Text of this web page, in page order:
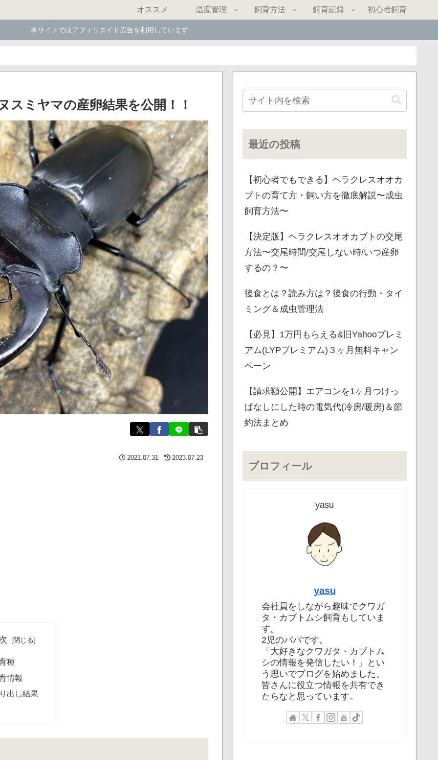
オススメ 温度管理 飼育方法 飼育記録 初心者飼育
本サイトではアフィリエイト広告を利用しています
スミヤマの産卵結果を公開！！
2021.07.31 2023.07.23
種
情報
出し結果
最近の投稿
【初心者でもできる】ヘラクレスオオカ
ブトの育て方・飼い方を徹底解説〜成虫
飼育方法〜
【決定版】ヘラクレスオオカブトの交尾
方法〜交尾時間/交尾しない時/いつ産卵
するの？〜
後食とは？読み方は？後食の行動・タイ
ミング＆成虫管理法
【必見】1万円もらえる&旧Yahooプレミ
アム(LYPプレミアム)３ヶ月無料キャン
ペーン
【請求額公開】エアコンを1ヶ月つけっ
ぱなしにした時の電気代(冷房/暖房)＆節
約法まとめ
プロフィール
yasu
yasu
会社員をしながら趣味でクワガ
タ・カブトムシ飼育もしていま
す。
2児のパパです。
「大好きなクワガタ・カブトム
シの情報を発信したい！」とい
う思いでブログを始めました。
皆さんに役立つ情報を共有でき
たらなと思っています。